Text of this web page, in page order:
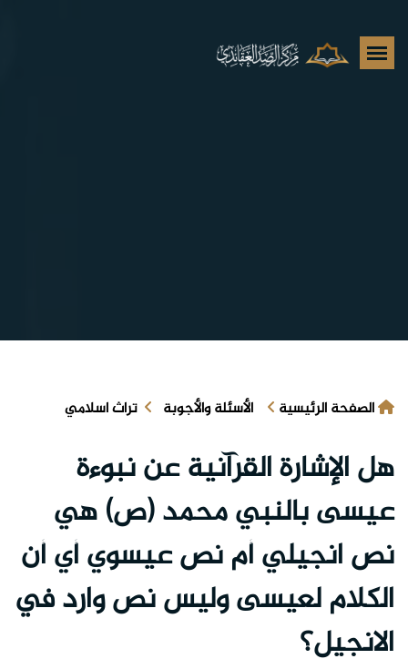
الصفحة الرئيسية الأسئلة والأجوبة تراث اسلامي
هل الإشارة القرآنية عن نبوءة
عيسى بالنبي محمد (ص) هي
نص انجيلي أم نص عيسوي أي أن
الكلام لعيسى وليس نص وارد في
الانجيل؟